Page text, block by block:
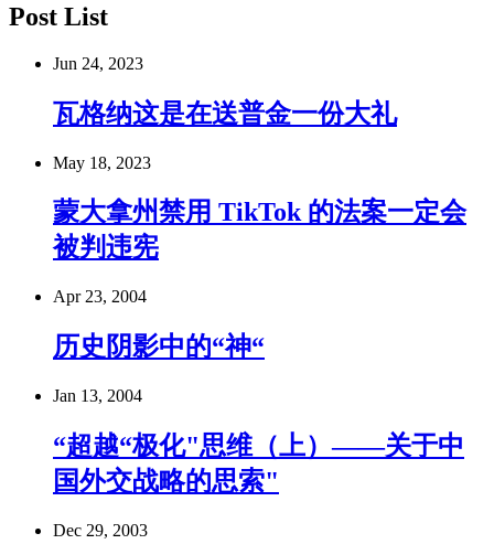
Post List
Jun 24, 2023
瓦格纳这是在送普金一份大礼
May 18, 2023
蒙大拿州禁用 TikTok 的法案一定会
被判违宪
Apr 23, 2004
历史阴影中的“神“
Jan 13, 2004
“超越“极化"思维（上）——关于中
国外交战略的思索"
Dec 29, 2003